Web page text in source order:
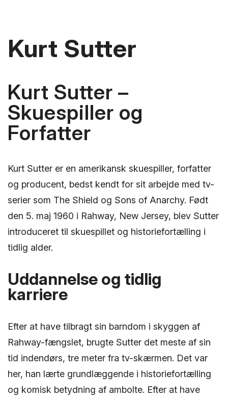
Kurt Sutter
Kurt Sutter –
Skuespiller og
Forfatter
Kurt Sutter er en amerikansk skuespiller, forfatter
og producent, bedst kendt for sit arbejde med tv-
serier som The Shield og Sons of Anarchy. Født
den 5. maj 1960 i Rahway, New Jersey, blev Sutter
introduceret til skuespillet og historiefortælling i
tidlig alder.
Uddannelse og tidlig
karriere
Efter at have tilbragt sin barndom i skyggen af
Rahway-fængslet, brugte Sutter det meste af sin
tid indendørs, tre meter fra tv-skærmen. Det var
her, han lærte grundlæggende i historiefortælling
og komisk betydning af ambolte. Efter at have